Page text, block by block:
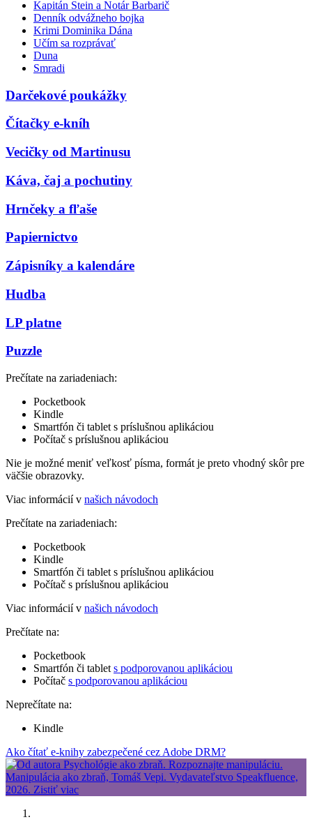
Kapitán Stein a Notár Barbarič
Denník odvážneho bojka
Krimi Dominika Dána
Učím sa rozprávať
Duna
Smradi
Darčekové poukážky
Čítačky e-kníh
Vecičky od Martinusu
Káva, čaj a pochutiny
Hrnčeky a fľaše
Papiernictvo
Zápisníky a kalendáre
Hudba
LP platne
Puzzle
Prečítate na zariadeniach:
Pocketbook
Kindle
Smartfón či tablet s príslušnou aplikáciou
Počítač s príslušnou aplikáciou
Nie je možné meniť veľkosť písma, formát je preto vhodný skôr pre
väčšie obrazovky.
Viac informácií v našich návodoch
Prečítate na zariadeniach:
Pocketbook
Kindle
Smartfón či tablet s príslušnou aplikáciou
Počítač s príslušnou aplikáciou
Viac informácií v našich návodoch
Prečítate na:
Pocketbook
Smartfón či tablet s podporovanou aplikáciou
Počítač s podporovanou aplikáciou
Neprečítate na:
Kindle
Ako čítať e-knihy zabezpečené cez Adobe DRM?